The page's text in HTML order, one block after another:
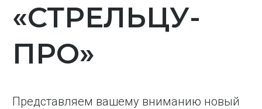
«СТРЕЛЬЦУ-
ПРО»
Представляем вашему вниманию новый